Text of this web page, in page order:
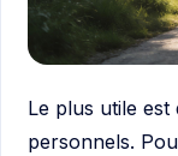
Le plus utile est
personnels.